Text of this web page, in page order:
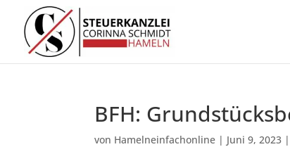
BFH:
von Hamelneinfachonline | Juni 9, 2023 |